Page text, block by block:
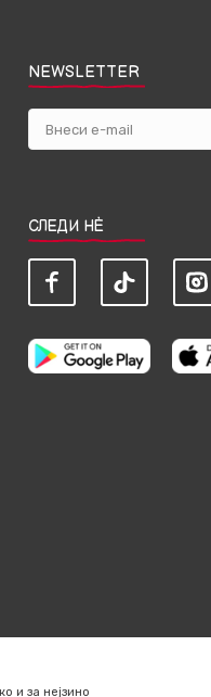
NEWSLETTER
СЛЕДИ НЀ
и за нејзино